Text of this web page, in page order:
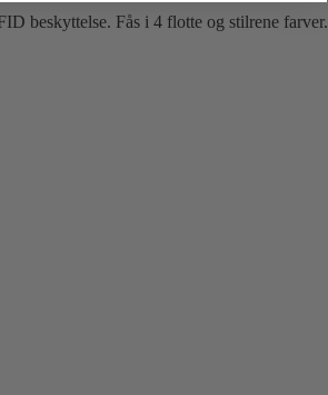
beskyttelse. Fås i 4 flotte og stilrene farver.